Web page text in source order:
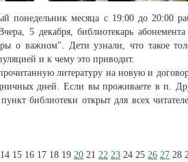
месяца с 19:00 до 20:00
5 декабря, библиотекарь
о важном". Дети узнали, что такое
и к чему это приводит.
литературу на новую и
дней. Если вы проживаете в п.
библиотеки открыт для всех
14 15 16 17 18 19 20 21 22 23 24 25 26 27 28